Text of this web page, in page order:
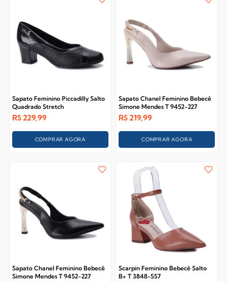
Sapato Feminino Piccadilly Salto
Quadrado Stretch
R$ 229,99
COMPRAR AGORA
Sapato Chanel Feminino Bebecê
Simone Mendes T 9452-227
R$ 219,99
COMPRAR AGORA
Sapato Chanel Feminino Bebecê
Simone Mendes T 9452-227
Scarpin Feminino Bebecê Salto
B+ T 3848-557